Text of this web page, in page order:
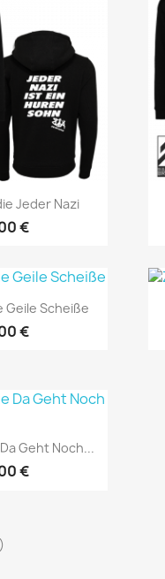
Jeder Nazi
€
Geile Scheiße
€
Geht Noch...
€